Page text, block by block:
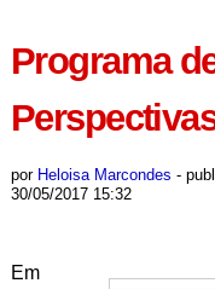
Programa
por Heloisa Marcondes -
30/05/2017 15:32
Em